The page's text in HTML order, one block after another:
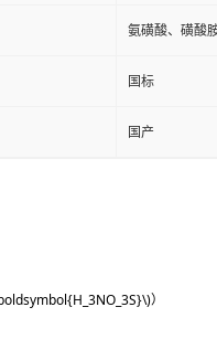
氨磺酸、磺酸
国标
国产
）